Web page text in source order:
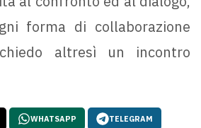
forma di collaborazione
altresì un incontro
WHATSAPP TELEGRAM